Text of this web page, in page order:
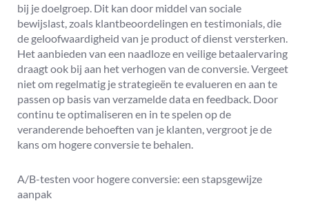
bij je doelgroep. Dit kan door middel van sociale
bewijslast, zoals klantbeoordelingen en testimonials, die
de geloofwaardigheid van je product of dienst versterken.
Het aanbieden van een naadloze en veilige betaalervaring
draagt ook bij aan het verhogen van de conversie. Vergeet
niet om regelmatig je strategieën te evalueren en aan te
passen op basis van verzamelde data en feedback. Door
continu te optimaliseren en in te spelen op de
veranderende behoeften van je klanten, vergroot je de
kans om hogere conversie te behalen.
A/B-testen voor hogere conversie: een stapsgewijze
aanpak